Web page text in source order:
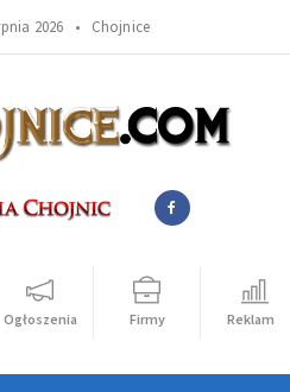
2026 • Chojnice
Ogłoszenia Firmy Reklama